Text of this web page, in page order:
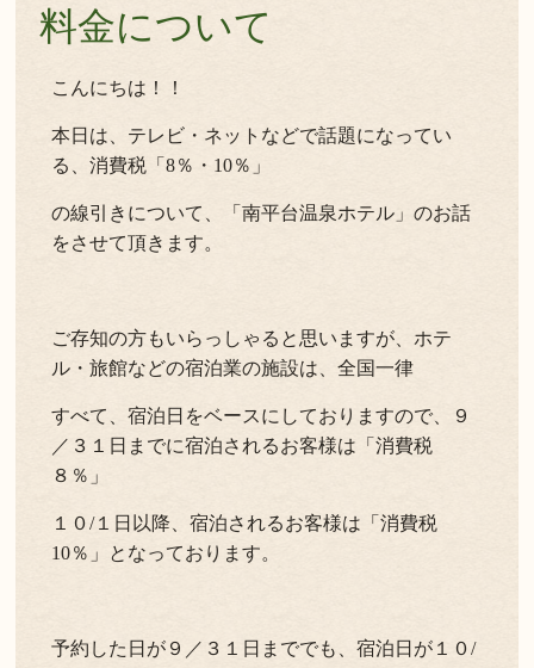
料金について
こんにちは！！
本日は、テレビ・ネットなどで話題になってい
る、消費税「8％・10％」
の線引きについて、「南平台温泉ホテル」のお話
をさせて頂きます。
ご存知の方もいらっしゃると思いますが、ホテ
ル・旅館などの宿泊業の施設は、全国一律
すべて、宿泊日をベースにしておりますので、９
／３１日までに宿泊されるお客様は「消費税
８％」
１０/１日以降、宿泊されるお客様は「消費税
10％」となっております。
予約した日が９／３１日まででも、宿泊日が１０/